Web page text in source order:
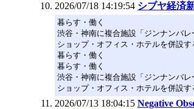
2026/07/18 14:19:54 シブヤ経済
暮らす・働く
渋谷・神南に複合施設「ジンナンバ
ショップ・オフィス・ホテルを併設
暮らす・働く
暮らす・働く
渋谷・神南に複合施設「ジンナンバ
ショップ・オフィス・ホテルを併設
2026/07/13 18:04:15 Negative